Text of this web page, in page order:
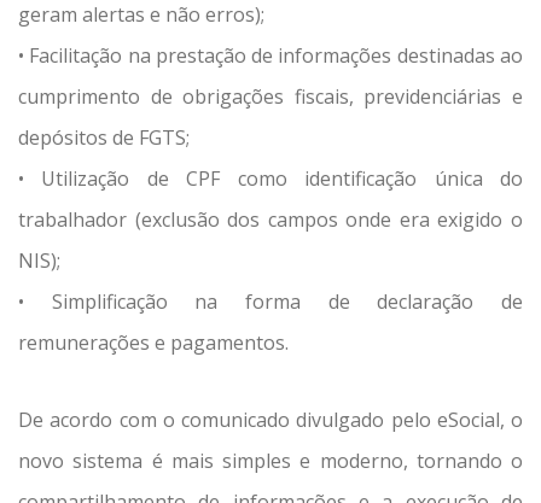
geram alertas e não erros);
• Facilitação na prestação de informações destinadas ao
cumprimento de obrigações fiscais, previdenciárias e
depósitos de FGTS;
• Utilização de CPF como identificação única do
trabalhador (exclusão dos campos onde era exigido o
NIS);
• Simplificação na forma de declaração de
remunerações e pagamentos.
De acordo com o comunicado divulgado pelo eSocial, o
novo sistema é mais simples e moderno, tornando o